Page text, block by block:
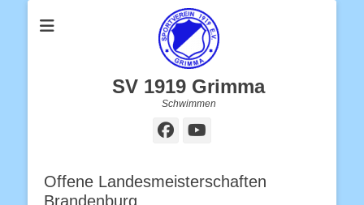
SV 1919 Grimma
Schwimmen
Facebook
Offene Landesmeisterschaften
Brandenburg